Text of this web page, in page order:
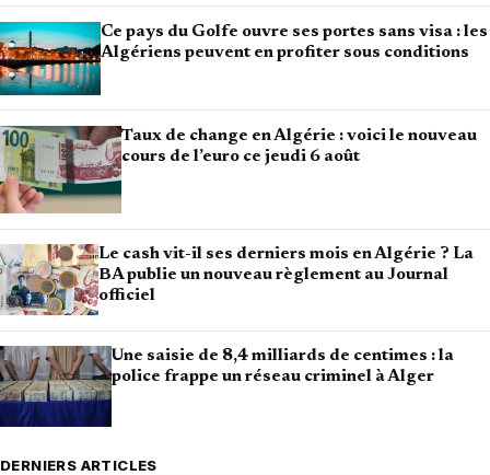
Ce pays du Golfe ouvre ses portes sans visa : les
Algériens peuvent en profiter sous conditions
Taux de change en Algérie : voici le nouveau
cours de l’euro ce jeudi 6 août
Le cash vit-il ses derniers mois en Algérie ? La
BA publie un nouveau règlement au Journal
officiel
Une saisie de 8,4 milliards de centimes : la
police frappe un réseau criminel à Alger
DERNIERS ARTICLES